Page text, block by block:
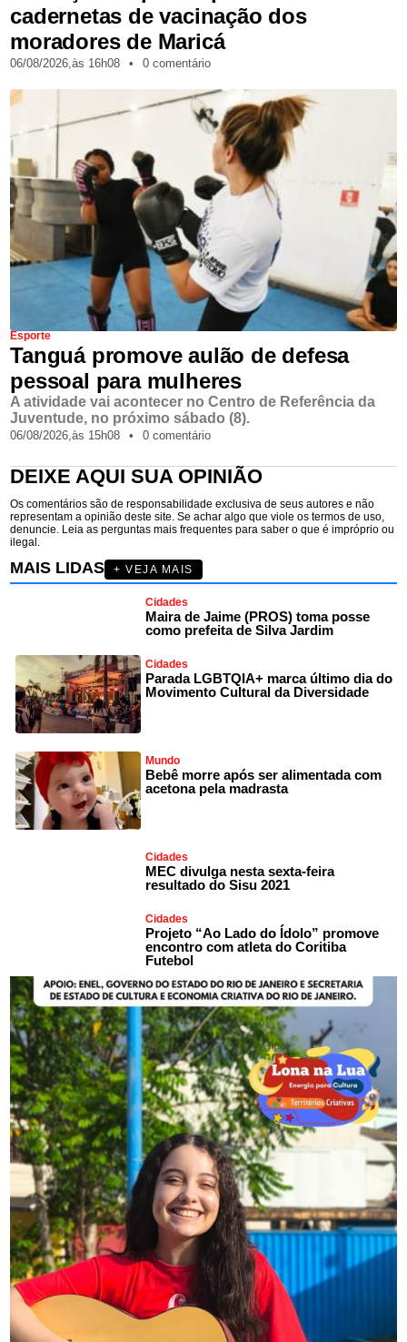
cadernetas de vacinação dos
moradores de Maricá
06/08/2026,às 16h08 • 0 comentário
Esporte
Tanguá promove aulão de defesa
pessoal para mulheres
A atividade vai acontecer no Centro de Referência da
Juventude, no próximo sábado (8).
06/08/2026,às 15h08 • 0 comentário
DEIXE AQUI SUA OPINIÃO
Os comentários são de responsabilidade exclusiva de seus autores e não
representam a opinião deste site. Se achar algo que viole os termos de uso,
denuncie. Leia as perguntas mais frequentes para saber o que é impróprio ou
ilegal.
MAIS LIDAS + VEJA MAIS
Cidades
Maira de Jaime (PROS) toma posse
como prefeita de Silva Jardim
Cidades
Parada LGBTQIA+ marca último dia do
Movimento Cultural da Diversidade
Mundo
Bebê morre após ser alimentada com
acetona pela madrasta
Cidades
MEC divulga nesta sexta-feira
resultado do Sisu 2021
Cidades
Projeto “Ao Lado do Ídolo” promove
encontro com atleta do Coritiba
Futebol